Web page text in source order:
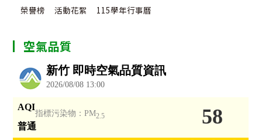
榮譽榜 活動花絮 115學年行事曆
空氣品質